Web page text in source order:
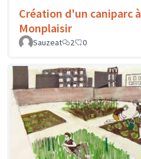
Création d'un caniparc à
Monplaisir
Sauzeat
2 0